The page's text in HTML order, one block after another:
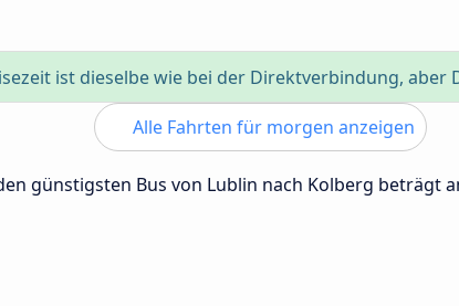
ist dieselbe wie bei der Direktverbindung, aber
Alle Fahrten für morgen anzeigen
günstigsten Bus von Lublin nach Kolberg beträgt